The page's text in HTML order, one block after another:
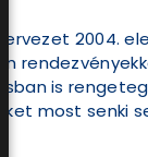
2004.
is
most senki